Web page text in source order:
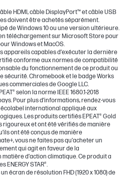
HDMI, câble DisplayPort™ et câble USB
doivent être achetés séparément.
de Windows 10 ou une version ultérieure.
téléchargement sur Microsoft Store pour
Windows et MacOS.
appareils capables d’exécuter la dernière
conforme aux normes de compatibilité
du fonctionnement de ce produit ou
sécurité. Chromebook et le badge Works
commerciales de Google LLC.
selon la norme IEEE 1680.1-2018
Pour plus d’informations, rendez-vous
écolabel international appliqué aux
Les produits certifiés EPEAT® Gold
rigoureux et ont été vérifiés de manière
ont été conçus de manière
vous ne faites pas qu’acheter un
qui agit en faveur de la
d’action climatique. Ce produit a
STAR®.
écran de résolution FHD (1920 x 1080) de